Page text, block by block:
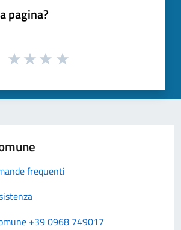
pagina?
frequenti
+39 0968 749017